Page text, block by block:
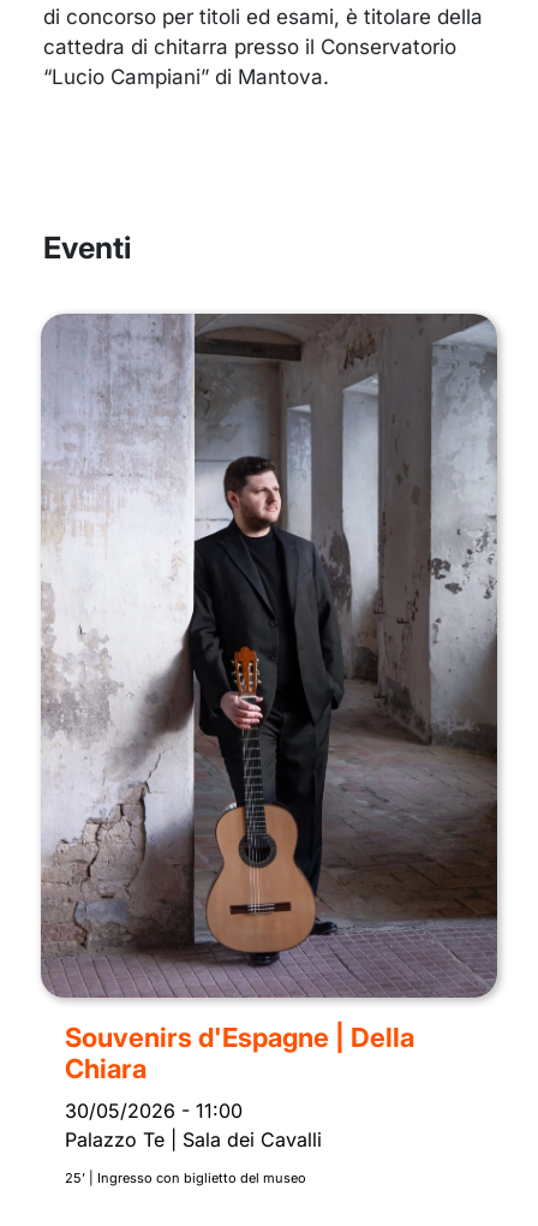
di concorso per titoli ed esami, è titolare della
cattedra di chitarra presso il Conservatorio
“Lucio Campiani” di Mantova.
Eventi
Souvenirs d'Espagne | Della
Chiara
30/05/2026 - 11:00
Palazzo Te | Sala dei Cavalli
25’ | Ingresso con biglietto del museo